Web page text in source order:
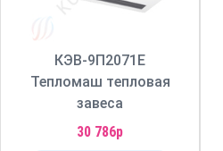
КЭВ-9П2071Е
Тепломаш тепловая
завеса
30 786р